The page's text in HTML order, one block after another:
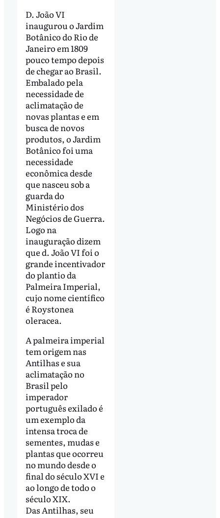
D. João VI
inaugurou o Jardim
Botânico do Rio de
Janeiro em 1809
pouco tempo depois
de chegar ao Brasil.
Embalado pela
necessidade de
aclimatação de
novas plantas e em
busca de novos
produtos, o Jardim
Botânico foi uma
necessidade
econômica desde
que nasceu sob a
guarda do
Ministério dos
Negócios de Guerra.
Logo na
inauguração dizem
que d. João VI foi o
grande incentivador
do plantio da
Palmeira Imperial,
cujo nome científico
é Roystonea
oleracea.
A palmeira imperial
tem origem nas
Antilhas e sua
aclimatação no
Brasil pelo
imperador
português exilado é
um exemplo da
intensa troca de
sementes, mudas e
plantas que ocorreu
no mundo desde o
final do século XVI e
ao longo de todo o
século XIX.
Das Antilhas, seu